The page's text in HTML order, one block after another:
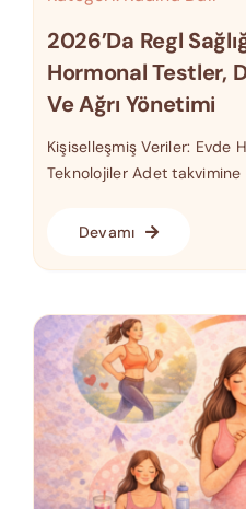
2026’da Regl
Hormonal Testler,
Ve Ağrı Yönetimi
Kişiselleşmiş Veriler: Evde
Teknolojiler Adet takvimine
Devamı